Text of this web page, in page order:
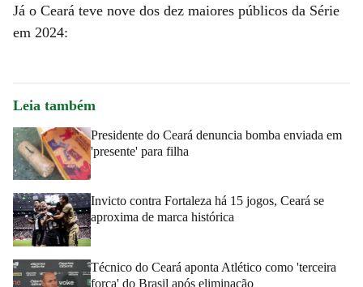
Já o Ceará teve nove dos dez maiores públicos da Série
em 2024:
Leia também
Presidente do Ceará denuncia bomba enviada em
'presente' para filha
Invicto contra Fortaleza há 15 jogos, Ceará se
aproxima de marca histórica
Técnico do Ceará aponta Atlético como 'terceira
força' do Brasil após eliminação